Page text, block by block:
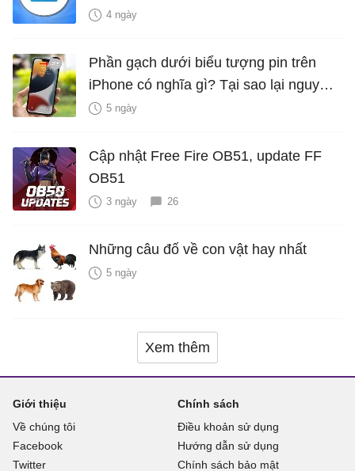
4 ngày
Phần gạch dưới biểu tượng pin trên
iPhone có nghĩa gì? Tại sao lại nguy
hiểm?
5 ngày
Cập nhật Free Fire OB51, update FF
OB51
3 ngày 26
Những câu đố về con vật hay nhất
5 ngày
Xem thêm
Giới thiệu
Về chúng tôi
Facebook
Twitter
Chính sách
Điều khoản sử dụng
Hướng dẫn sử dụng
Chính sách bảo mật